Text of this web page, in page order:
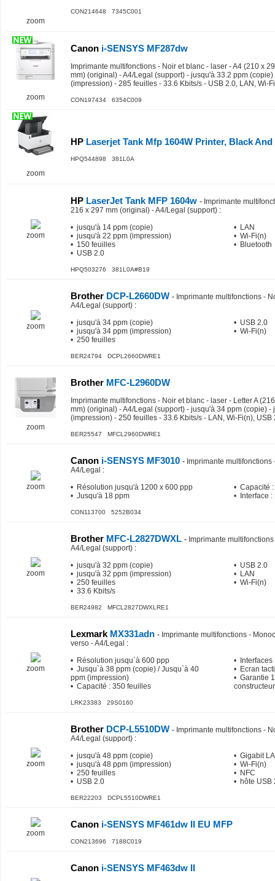
zoom
CON214648 7345C001
zoom
Canon i-SENSYS MF287dw
Imprimante multifonctions - Noir et blanc - laser - A4 (210 x
mm) (original) - A4/Legal (support) - jusqu'à 33.2 ppm
(impression) - 285 feuilles - 33.6 Kbits/s - USB 2.0, LAN, Wi-
CON197434 6354C009
zoom
HP Laserjet Tank Mfp 1604W Printer, Black And
HPQ544898 381L0A
zoom
HP LaserJet Tank MFP 1604w - Imprimante
216 x 297 mm (original) - A4/Legal (support) :
• jusqu'à 14 ppm (copie)
• jusqu'à 22 ppm (impression)
• 150 feuilles
• USB 2.0
• LAN
• Wi-Fi(n)
• Bluetooth
HPQ503276 381L0A#B19
zoom
Brother DCP-L2660DW - Imprimante multifonctions -
A4/Legal (support) :
• jusqu'à 34 ppm (copie)
• jusqu'à 34 ppm (impression)
• 250 feuilles
• USB 2.0
• Wi-Fi(n)
BER24794 DCPL2660DWRE1
zoom
Brother MFC-L2960DW
Imprimante multifonctions - Noir et blanc - laser - Letter A
mm) (original) - A4/Legal (support) - jusqu'à 34 ppm (copie) -
(impression) - 250 feuilles - 33.6 Kbits/s - LAN, Wi-Fi(n), USB
BER25547 MFCL2960DWRE1
zoom
Canon i-SENSYS MF3010 - Imprimante
A4/Legal :
• Résolution jusqu'à 1200 x 600 ppp
• Jusqu'à 18 ppm
• Capacité
• Interface :
CON113700 5252B034
zoom
Brother MFC-L2827DWXL - Imprimante
A4/Legal (support) :
• jusqu'à 32 ppm (copie)
• jusqu'à 32 ppm (impression)
• 250 feuilles
• 33.6 Kbits/s
• USB 2.0
• LAN
• Wi-Fi(n)
BER24982 MFCL2827DWXLRE1
zoom
Lexmark MX331adn - Imprimante multifonctions -
verso - A4/Legal :
• Résolution jusqu`à 600 ppp
• Jusqu`à 38 ppm (copie) / Jusqu`à 40
ppm (impression)
• Capacité : 350 feuilles
• Interfaces
• Ecran
• Garantie
constructeur
LRK23383 29S0160
zoom
Brother DCP-L5510DW - Imprimante multifonctions -
A4/Legal (support) :
• jusqu'à 48 ppm (copie)
• jusqu'à 48 ppm (impression)
• 250 feuilles
• USB 2.0
• Gigabit
• Wi-Fi(n)
• NFC
• hôte USB
BER22203 DCPL5510DWRE1
zoom
Canon i-SENSYS MF461dw II EU MFP
CON213696 7188C019
Canon i-SENSYS MF463dw II